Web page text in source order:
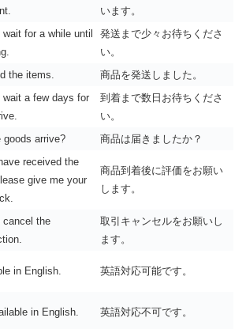
います。
wait for a while until
発送まで少々お待ちくださ
い。
the items. 商品を発送しました。
wait a few days for
到着まで数日お待ちくださ
い。
goods arrive? 商品は届きましたか？
received the
give me your
商品到着後に評価をお願い
します。
cancel the
取引キャンセルをお願いし
ます。
in English. 英語対応可能です。
in English. 英語対応不可です。